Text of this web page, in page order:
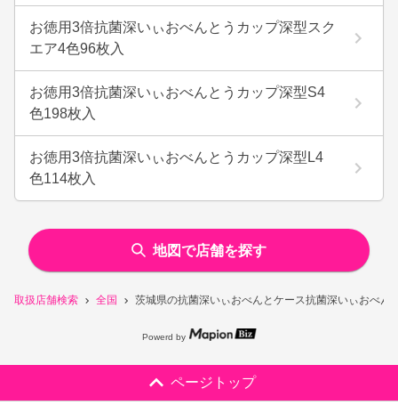
取扱店舗検索 全国 茨城県の抗菌深いぃおべんとケース抗菌深いぃおべ
お徳用3倍抗菌深いぃおべんとうカップ深型スク
エア4色96枚入
お徳用3倍抗菌深いぃおべんとうカップ深型S4
色198枚入
お徳用3倍抗菌深いぃおべんとうカップ深型L4
色114枚入
地図で店舗を探す
Powerd by
ページトップ